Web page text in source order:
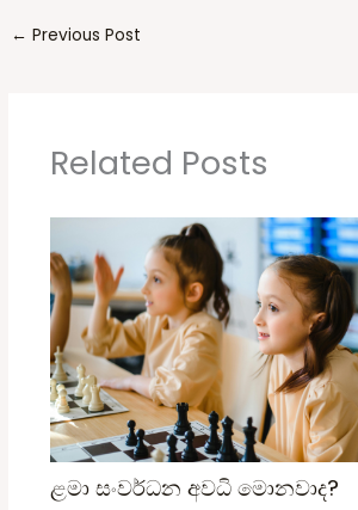
← Previous Post
Related Posts
ළමා සංවර්ධන අවධි මොනවාද?